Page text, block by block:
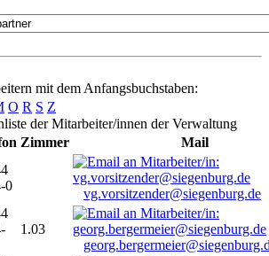
mit dem Anfangsbuchstaben:
O R S Z
der Mitarbeiter/innen der Verwaltung
Zimmer
Mail
0
vg.vorsitzender@siegenburg.de
1.03